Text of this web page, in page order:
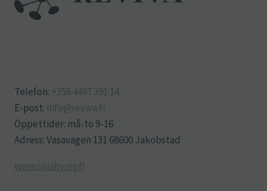
Telefon: +358 4497 391 14
E-post: info@reviva.fi
Öppettider: må-to 9-16
Adress: Vasavägen 131 68600 Jakobstad
www.oivahymy.fi